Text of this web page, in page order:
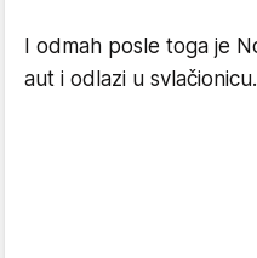
I odmah posle toga je
aut i odlazi u